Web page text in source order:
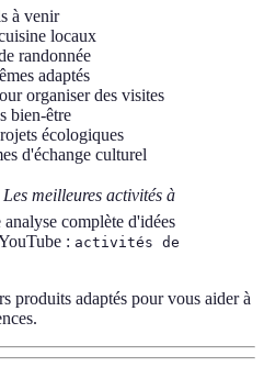
à venir
locaux
randonnée
adaptés
organiser des visites
bien-être
écologiques
d'échange culturel
Les meilleures activités à
analyse complète d'idées
: activités de
produits adaptés pour vous aider à